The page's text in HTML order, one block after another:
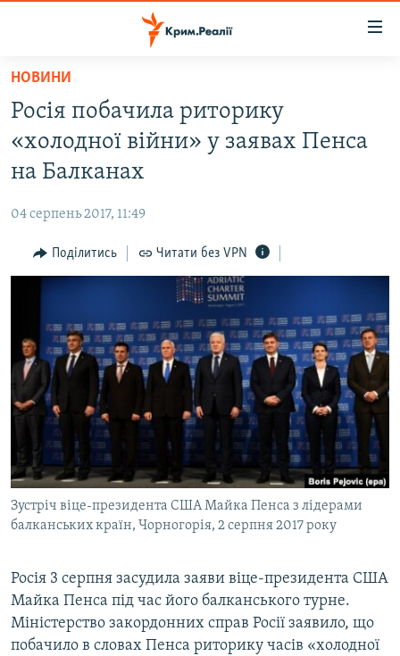
Перейти
основного
матеріалу
Перейти
до
основної
навігації
Перейти
до
ВІДЕО ТА ФОТО
БЛОГИ
ПОГЛЯД
ІНТЕРВ'Ю
ВСЕ ЗА ДЕНЬ
СПЕЦПРОЕКТИ
ДЕПОРТАЦІЯ
ВІДЕОУРОКИ «ELIFBE»
СВІДЧЕННЯ ОКУПАЦІЇ
УКРАЇНСЬКА ПРОБЛЕМА КРИМУ
ІНФОГРАФІКА
ЯК ОБІЙТИ БЛОКУВАННЯ
Русский
Qırımtatar
ДОЛУЧАЙСЯ!
Усі сайти RFE/RL
НОВИНИ
Росія побачила риторику
«холодної війни» у заявах Пенса
на Балканах
04 серпень 2017, 11:49
Поділитись Читати без VPN
Зустріч віце-президента США Майка Пенса з лідерами
балканських країн, Чорногорія, 2 серпня 2017 року
Росія 3 серпня засудила заяви віце-президента США
Майка Пенса під час його балканського турне.
Міністерство закордонних справ Росії заявило, що
побачило в словах Пенса риторику часів «холодної